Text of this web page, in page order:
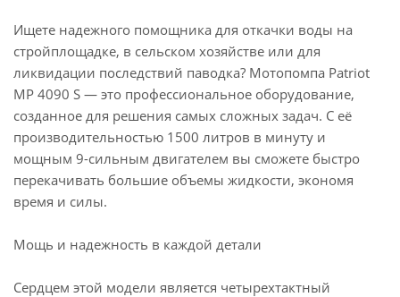
Ищете надежного помощника для откачки воды на
стройплощадке, в сельском хозяйстве или для
ликвидации последствий паводка? Мотопомпа Patriot
MP 4090 S — это профессиональное оборудование,
созданное для решения самых сложных задач. С её
производительностью 1500 литров в минуту и
мощным 9-сильным двигателем вы сможете быстро
перекачивать большие объемы жидкости, экономя
время и силы.
Мощь и надежность в каждой детали
Сердцем этой модели является четырехтактный